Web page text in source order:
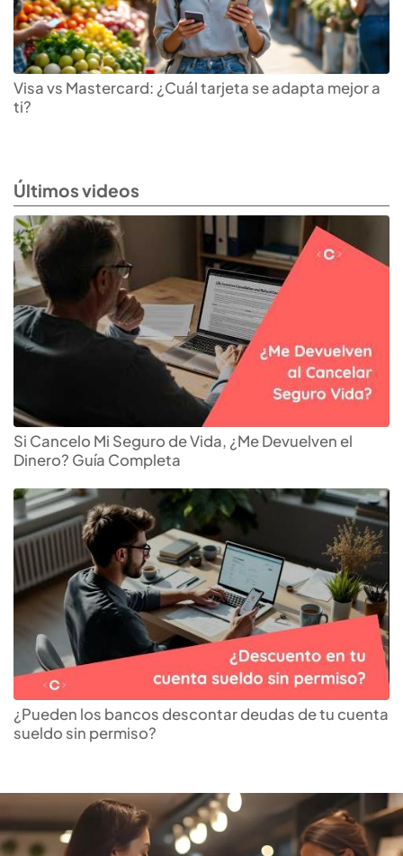
Visa vs Mastercard: ¿Cuál tarjeta se adapta mejor a
ti?
Últimos videos
Si Cancelo Mi Seguro de Vida, ¿Me Devuelven el
Dinero? Guía Completa
¿Pueden los bancos descontar deudas de tu cuenta
sueldo sin permiso?
Encuentra tutarjeta de
créditoideal